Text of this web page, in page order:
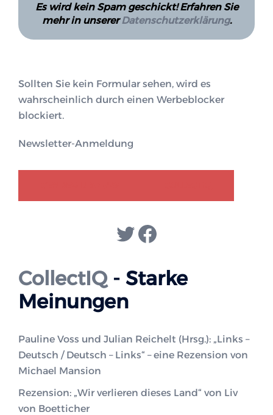
Es wird kein Spam geschickt! Erfahren Sie
mehr in unsererDatenschutzerklärung.
Sollten Sie kein Formular sehen, wird es
wahrscheinlich durch einen Werbeblocker
blockiert.
Newsletter-Anmeldung
Twitter
Facebook
CollectIQ- Starke
Meinungen
Pauline Voss und Julian Reichelt (Hrsg.): „Links –
Deutsch / Deutsch – Links“ – eine Rezension von
Michael Mansion
Rezension: „Wir verlieren dieses Land“ von Liv
von Boetticher